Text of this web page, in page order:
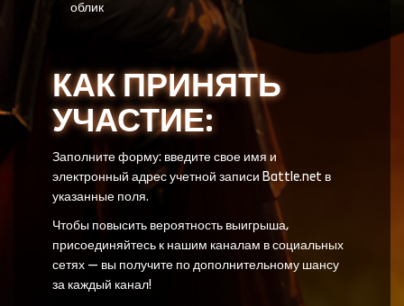
облик
КАК ПРИНЯТЬ
УЧАСТИЕ:
Заполните форму: введите свое имя и
электронный адрес учетной записи Battle.net в
указанные поля.
Чтобы повысить вероятность выигрыша,
присоединяйтесь к нашим каналам в социальных
сетях — вы получите по дополнительному шансу
за каждый канал!